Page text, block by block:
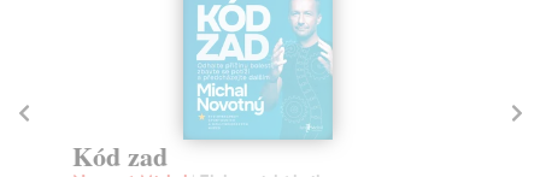
Pravda o cukru